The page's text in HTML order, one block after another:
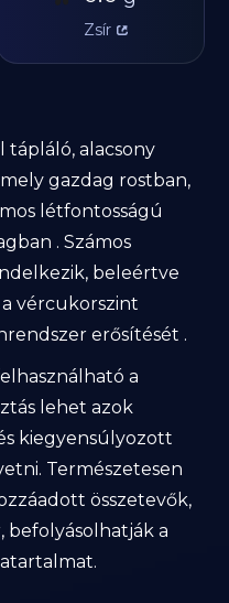
Zsír
alacsony
gazdag rostban,
létfontosságú
. Számos
beleértve
vércukorszint
erősítését .
a
lehet azok
kiegyensúlyozott
Természetesen
összetevők,
befolyásolhatják a